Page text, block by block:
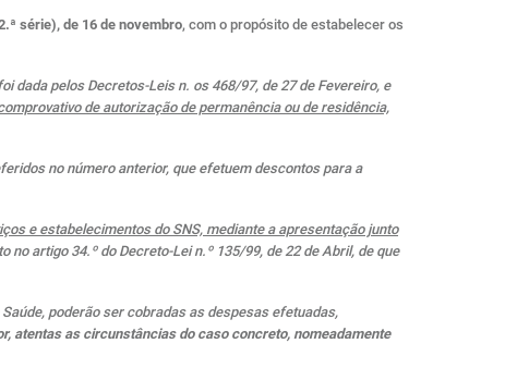
série), de 16 de novembro, com o propósito de estabelecer os
dada pelos Decretos-Leis n. os 468/97, de 27 de Fevereiro, e
de autorização de permanência ou de residência,
no número anterior, que efetuem descontos para a
e estabelecimentos do SNS, mediante a apresentação junto
no artigo 34.º do Decreto-Lei n.º 135/99, de 22 de Abril, de que
poderão ser cobradas as despesas efetuadas,
atentas as circunstâncias do caso concreto, nomeadamente